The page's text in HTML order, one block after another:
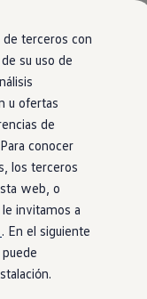
terceros con
su uso de
u ofertas
de
conocer
los terceros
web, o
invitamos a
. En el siguiente
todos
Aniversario